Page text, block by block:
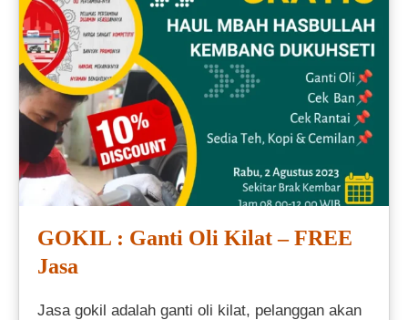
GOKIL : Ganti Oli Kilat – FREE
Jasa
Jasa gokil adalah ganti oli kilat, pelanggan akan